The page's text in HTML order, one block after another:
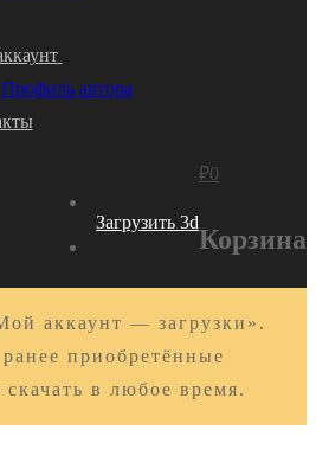
Профиль автора
Загрузить 3d
₽0
Корзина
аккаунт — загрузки».
приобретённые
в любое время.